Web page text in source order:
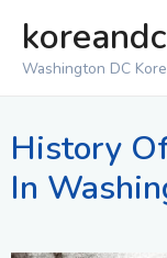
Washington DC
History
In